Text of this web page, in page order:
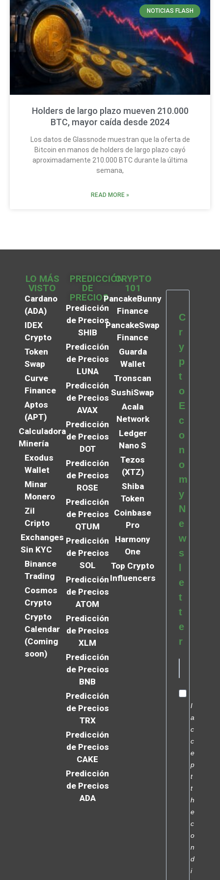
NOTICIAS FLASH
Holders de largo plazo mueven 210.000
BTC, mayor caída desde 2024
Los datos de Glassnode muestran que la oferta de
Bitcoin en manos de holders de largo plazo cayó
aproximadamente 210.000 BTC durante la última
semana,
READ MORE »
LO MÁS
VISTO
Cardano
(ADA)
IDEX
Crypto
Token
Swap
Curve
Finance
Aptos
(APT)
Calculadora
Minería
Exodus
Wallet
Minar
Monero
Zil
Cripto
Exchanges
Sin KYC
Binance
Trading
Cosmos
Crypto
Crypto
Calendar
(Coming
soon)
PREDICCIÓN
DE
PRECIOS
Predicción
de Precios
SHIB
Predicción
de Precios
LUNA
Predicción
de Precios
AVAX
Predicción
de Precios
DOT
Predicción
de Precios
ROSE
Predicción
de Precios
QTUM
Predicción
de Precios
SOL
Predicción
de Precios
ATOM
Predicción
de Precios
XLM
Predicción
de Precios
BNB
Predicción
de Precios
TRX
Predicción
de Precios
CAKE
Predicción
de Precios
ADA
CRYPTO
101
PancakeBunny
Finance
PancakeSwap
Finance
Guarda
Wallet
Tronscan
SushiSwap
Acala
Network
Ledger
Nano S
Tezos
(XTZ)
Shiba
Token
Coinbase
Pro
Harmony
One
Top Crypto
Influencers
C
r
y
p
t
o
E
c
o
n
o
m
y
N
e
w
s
e
t
t
e
r
I
a
c
c
e
p
t
t
h
e
c
o
n
d
i